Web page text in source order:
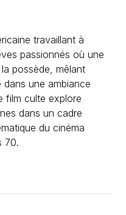
travaillant à
passionnés où une
possède, mêlant
dans une ambiance
film culte explore
dans un cadre
du cinéma
70.